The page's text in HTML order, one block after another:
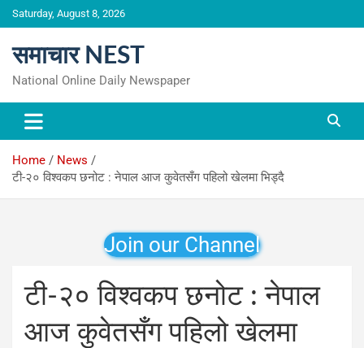
Skip
to
Saturday, August 8, 2026
समाचार NEST
National Online Daily Newspaper
Home
News
टी-२० विश्वकप छनोट : नेपाल आज कुवेतसँग पहिलो खेलमा भिड्दै
Join our Channel
टी-२० विश्वकप छनोट : नेपाल
आज कुवेतसँग पहिलो खेलमा